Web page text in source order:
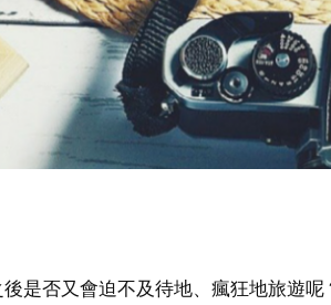
是否又會迫不及待地、瘋狂地旅遊呢